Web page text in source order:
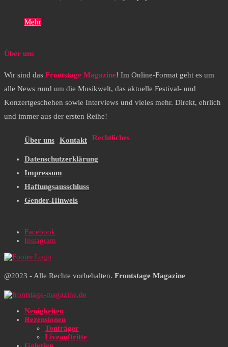
Mehr
Über uns
Wir sind das Frontstage Magazine! Im Online-Format geht es um
alle News rund um die Musikwelt, das aktuelle Festival- und
Konzertgeschehen sowie Interviews und vieles mehr. Direkt, ehrlich
und immer aus der ersten Reihe!
Über uns Kontakt Rechtliches
Datenschutzerklärung
Impressum
Haftungsausschluss
Gender-Hinweis
Facebook
Instagram
@2023 - Alle Rechte vorbehalten. Frontstage Magazine
Neuigkeiten
Rezensionen
Tonträger
Liveauftritte